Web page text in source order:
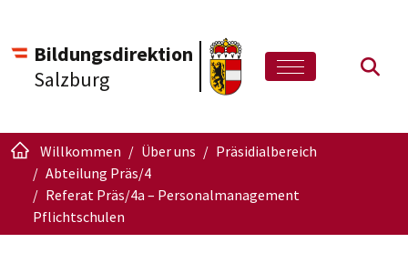
Bildungsdirektion
Salzburg
Willkommen Über uns
Präsidialbereich
Abteilung Präs/4
Referat Präs/4a – Personalmanagement
Pflichtschulen